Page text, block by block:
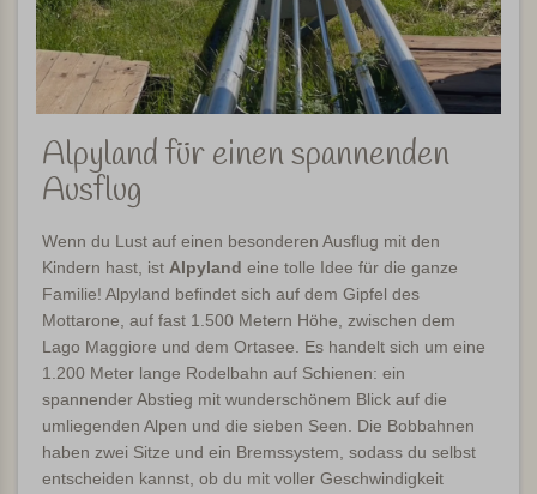
Alpyland für einen spannenden
Ausflug
Wenn du Lust auf einen besonderen Ausflug mit den
Kindern hast, ist Alpyland eine tolle Idee für die ganze
Familie! Alpyland befindet sich auf dem Gipfel des
Mottarone, auf fast 1.500 Metern Höhe, zwischen dem
Lago Maggiore und dem Ortasee. Es handelt sich um eine
1.200 Meter lange Rodelbahn auf Schienen: ein
spannender Abstieg mit wunderschönem Blick auf die
umliegenden Alpen und die sieben Seen. Die Bobbahnen
haben zwei Sitze und ein Bremssystem, sodass du selbst
entscheiden kannst, ob du mit voller Geschwindigkeit